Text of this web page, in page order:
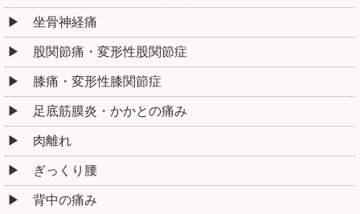
坐骨神経痛
股関節痛・変形性股関節症
膝痛・変形性膝関節症
足底筋膜炎・かかとの痛み
肉離れ
ぎっくり腰
背中の痛み